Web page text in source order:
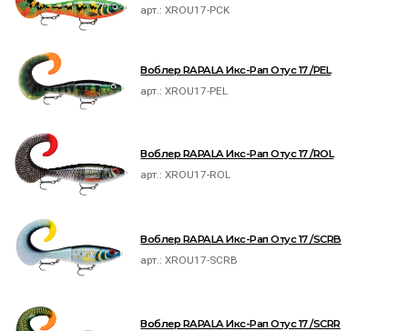
арт.:XROU17-PCK
Воблер RAPALA Икс-Рап Отус 17 /PEL
арт.:XROU17-PEL
Воблер RAPALA Икс-Рап Отус 17 /ROL
арт.:XROU17-ROL
Воблер RAPALA Икс-Рап Отус 17 /SCRB
арт.:XROU17-SCRB
Воблер RAPALA Икс-Рап Отус 17 /SCRR